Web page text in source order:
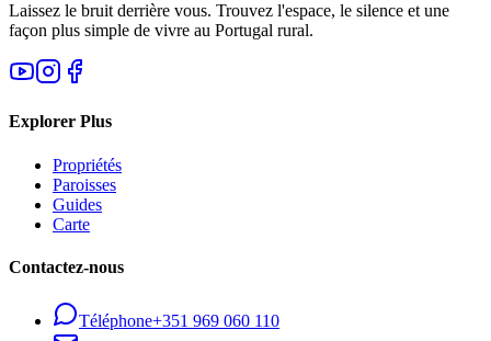
Laissez le bruit derrière vous. Trouvez l'espace, le silence et une
façon plus simple de vivre au Portugal rural.
Explorer Plus
Propriétés
Paroisses
Guides
Carte
Contactez-nous
Téléphone+351 969 060 110